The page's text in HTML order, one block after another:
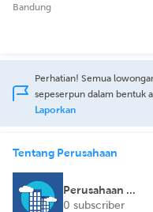
Bandung
Perhatian! Semua
sepeserpun dalam bentuk
Laporkan
Tentang Perusahaan
Perusahaan Dirahasiakan
0 subscriber